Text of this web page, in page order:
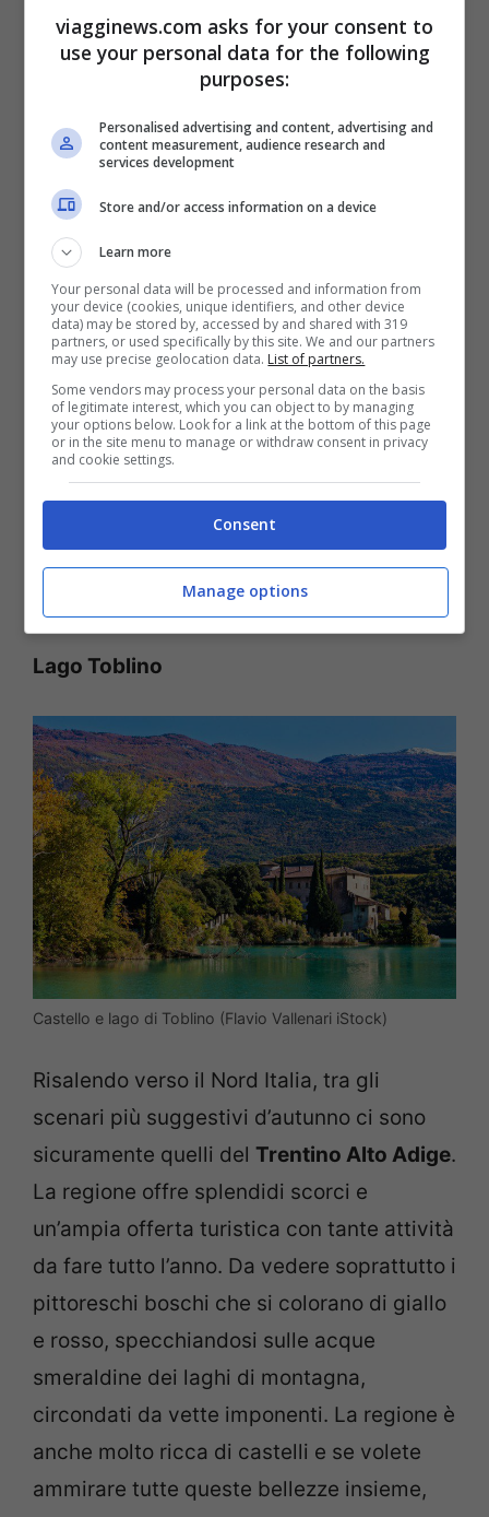
Parco Nazionale della Sila
autunno è il maestosoParco Nazionale
della Sila
naturalisticamente ricchissima, di superba
bellezza paesaggistica. Qui, lungo i
sentieri che si addentrano nei boschi di
faggi, querce e frassini ammirerete, uno
dei foliage più spettacolari d’Italia, in uno
deiboschi più belli da vedere in autunno
Non solo bellezza paesaggistica i boschi
dell’altopiano della Sila sono ricchissimi di
frutti e primizie d’autunno, con tanti
Lago Toblino
Castello e lago di Toblino (Flavio Vallenari iStock)
Risalendo verso il Nord Italia, tra gli
scenari più suggestivi d’autunno ci sono
sicuramente quelli del Trentino Alto Adige.
La regione offre splendidi scorci e
un’ampia offerta turistica con tante attività
da fare tutto l’anno. Da vedere soprattutto i
pittoreschi boschi che si colorano di giallo
e rosso, specchiandosi sulle acque
smeraldine dei laghi di montagna,
circondati da vette imponenti. La regione è
anche molto ricca di castelli e se volete
ammirare tutte queste bellezze insieme,
viagginews.com asks for your consent to
use your personal data for the following
purposes:
Personalised advertising and content, advertising and
content measurement, audience research and
services development
Store and/or access information on a device
Learn more
Your personal data will be processed and information from
your device (cookies, unique identifiers, and other device
data) may be stored by, accessed by and shared with 319
partners, or used specifically by this site. We and our partners
may use precise geolocation data. List of partners.
Some vendors may process your personal data on the basis
of legitimate interest, which you can object to by managing
your options below. Look for a link at the bottom of this page
or in the site menu to manage or withdraw consent in privacy
and cookie settings.
Consent
Manage options